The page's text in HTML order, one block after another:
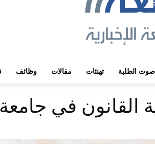
صوت الطلبة تهنئات مقالات وظائف
القانون في جامعة